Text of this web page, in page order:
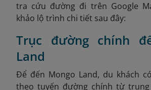
tra cứu đường đi trên Google
khảo lộ trình chi tiết sau đây:
Trục đường chính
Land
Để đến Mongo Land, du khách
theo tuyến đường chính từ